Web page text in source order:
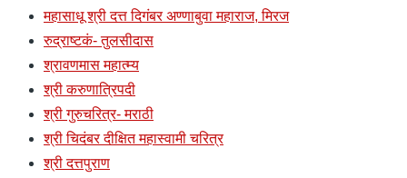
महासाधू श्री दत्त दिगंबर अण्णाबुवा महाराज, मिरज
रुद्राष्टकं- तुलसीदास
श्रावणमास महात्म्य
श्री करुणात्रिपदी
श्री गुरुचरित्र- मराठी
श्री चिदंबर दीक्षित महास्वामी चरित्र
श्री दत्तपुराण